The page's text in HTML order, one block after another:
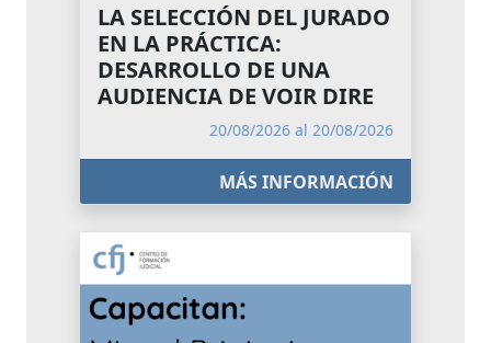
LA SELECCIÓN DEL JURADO
EN LA PRÁCTICA:
DESARROLLO DE UNA
AUDIENCIA DE VOIR DIRE
20/08/2026 al 20/08/2026
MÁS INFORMACIÓN